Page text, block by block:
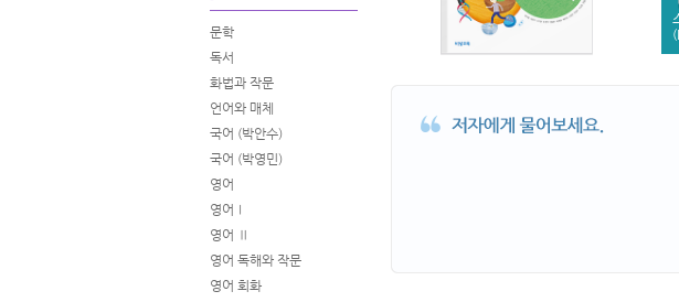
문학
독서
화법과 작문
언어와 매체
국어 (박안수)
국어 (박영민)
영어
영어Ⅰ
영어 Ⅱ
영어 독해와 작문
영어 회화